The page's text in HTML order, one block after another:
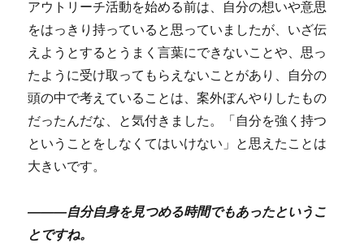
アウトリーチ活動を始める前は、自分の想いや意思
をはっきり持っていると思っていましたが、いざ伝
えようとするとうまく言葉にできないことや、思っ
たように受け取ってもらえないことがあり、自分の
頭の中で考えていることは、案外ぼんやりしたもの
だったんだな、と気付きました。「自分を強く持つ
ということをしなくてはいけない」と思えたことは
大きいです。
―――自分自身を見つめる時間でもあったというこ
とですね。